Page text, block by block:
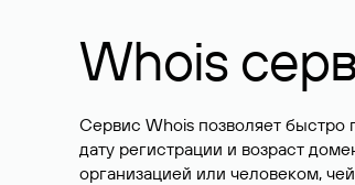
Whois
Сервис Whois позволяет
дату регистрации и возраст
организацией или человеком,